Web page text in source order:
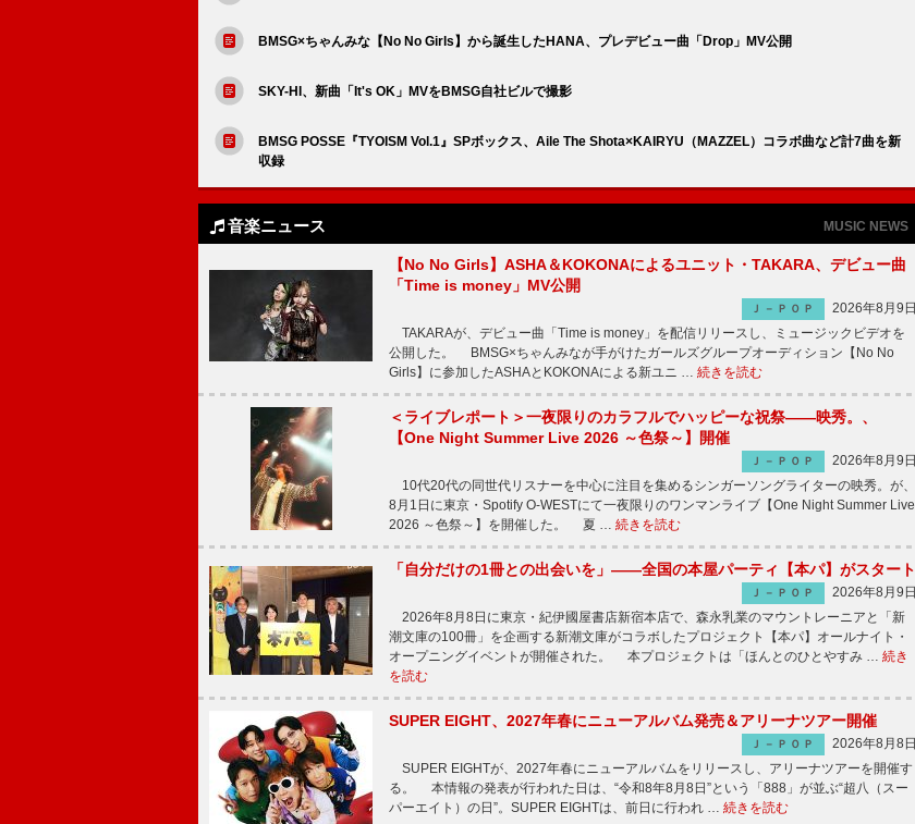
BMSG×ちゃんみな【No No Girls】から誕生したHANA、プレデビュー曲「Drop」MV公開
SKY-HI、新曲「It's OK」MVをBMSG自社ビルで撮影
BMSG POSSE『TYOISM Vol.1』SPボックス、Aile The Shota×KAIRYU（MAZZEL）コラボ曲など計7曲を新
収録
音楽ニュース MUSIC NEWS
【No No Girls】ASHA＆KOKONAによるユニット・TAKARA、デビュー曲
「Time is money」MV公開
Ｊ－ＰＯＰ
2026年8月9日
TAKARAが、デビュー曲「Time is money」を配信リリースし、ミュージックビデオを
公開した。 BMSG×ちゃんみなが手がけたガールズグループオーディション【No No
Girls】に参加したASHAとKOKONAによる新ユニ … 続きを読む
＜ライブレポート＞一夜限りのカラフルでハッピーな祝祭――映秀。、
【One Night Summer Live 2026 ～色祭～】開催
Ｊ－ＰＯＰ
2026年8月9日
10代20代の同世代リスナーを中心に注目を集めるシンガーソングライターの映秀。が、
8月1日に東京・Spotify O-WESTにて一夜限りのワンマンライブ【One Night Summer Live
2026 ～色祭～】を開催した。 夏 … 続きを読む
「自分だけの1冊との出会いを」――全国の本屋パーティ【本パ】がスタート
Ｊ－ＰＯＰ
2026年8月9日
2026年8月8日に東京・紀伊國屋書店新宿本店で、森永乳業のマウントレーニアと「新
潮文庫の100冊」を企画する新潮文庫がコラボしたプロジェクト【本パ】オールナイト・
オープニングイベントが開催された。 本プロジェクトは「ほんとのひとやすみ … 続き
を読む
SUPER EIGHT、2027年春にニューアルバム発売＆アリーナツアー開催
Ｊ－ＰＯＰ
2026年8月8日
SUPER EIGHTが、2027年春にニューアルバムをリリースし、アリーナツアーを開催す
る。 本情報の発表が行われた日は、“令和8年8月8日”という「888」が並ぶ“超八（スー
パーエイト）の日”。SUPER EIGHTは、前日に行われ … 続きを読む